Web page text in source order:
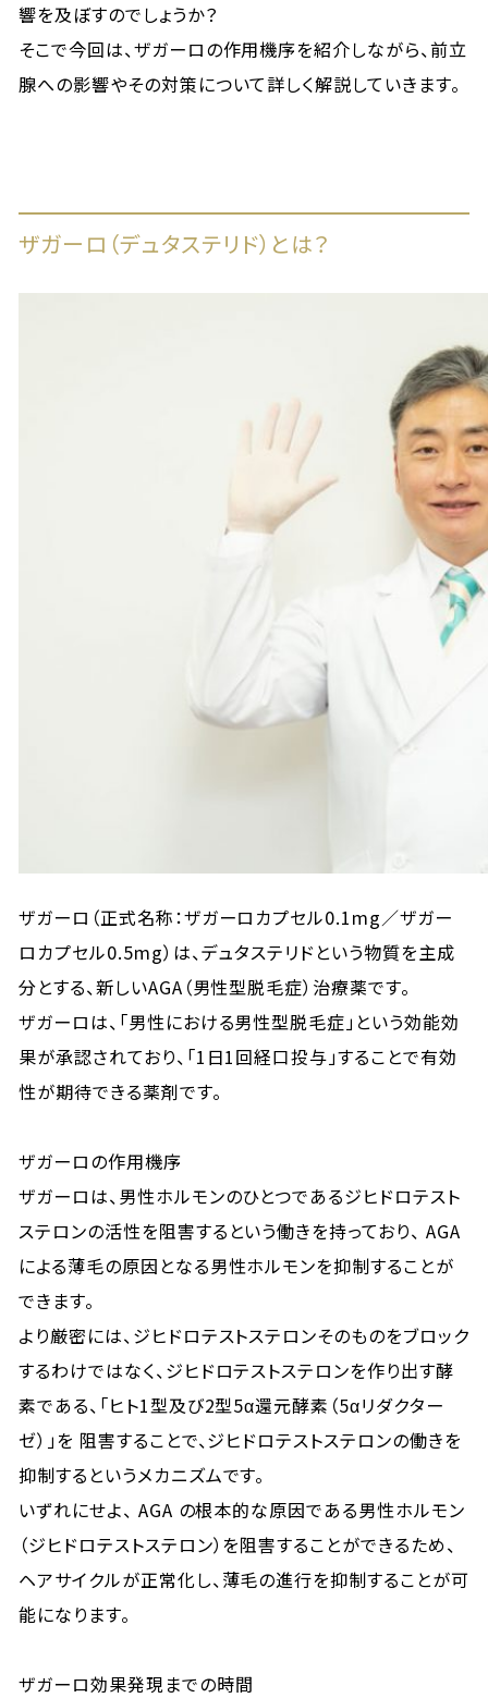
響を及ぼすのでしょうか？
そこで今回は、ザガーロの作用機序を紹介しながら、前立
腺への影響やその対策について詳しく解説していきます。
ザガーロ（デュタステリド）とは？
ザガーロ（正式名称：ザガーロカプセル0.1mg／ザガー
ロカプセル0.5mg）は、デュタステリドという物質を主成
分とする、新しいAGA（男性型脱毛症）治療薬です。
ザガーロは、「男性における男性型脱毛症」という効能効
果が承認されており、「1日1回経口投与」することで有効
性が期待できる薬剤です。
ザガーロの作用機序
ザガーロは、男性ホルモンのひとつであるジヒドロテスト
ステロンの活性を阻害するという働きを持っており、 AGA
による薄毛の原因となる男性ホルモンを抑制することが
できます。
より厳密には、ジヒドロテストステロンそのものをブロック
するわけではなく、ジヒドロテストステロンを作り出す酵
素である、「ヒト1型及び2型5α還元酵素（5αリダクター
ゼ）」を 阻害することで、ジヒドロテストステロンの働きを
抑制するというメカニズムです。
いずれにせよ、 AGA の根本的な原因である男性ホルモン
（ジヒドロテストステロン）を阻害することができるため、
ヘアサイクルが正常化し、薄毛の進行を抑制することが可
能になります。
ザガーロ効果発現までの時間